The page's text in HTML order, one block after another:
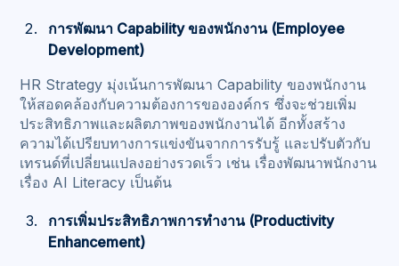
การพัฒนา Capability ของพนักงาน (Employee
Development)
HR Strategy มุ่งเน้นการพัฒนา Capability ของพนักงาน
ให้สอดคล้องกับความต้องการขององค์กร ซึ่งจะช่วยเพิ่ม
ประสิทธิภาพและผลิตภาพของพนักงานได้ อีกทั้งสร้าง
ความได้เปรียบทางการแข่งขันจากการรับรู้ และปรับตัวกับ
เทรนด์ที่เปลี่ยนแปลงอย่างรวดเร็ว เช่น เรื่องพัฒนาพนักงาน
เรื่อง AI Literacy เป็นต้น
การเพิ่มประสิทธิภาพการทำงาน (Productivity
Enhancement)